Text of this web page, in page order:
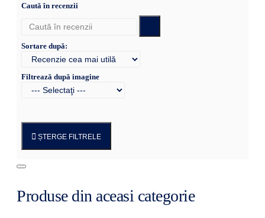
Caută în recenzii
Sortare după:
Filtrează după imagine
ȘTERGE FILTRELE
Produse din aceasi categorie